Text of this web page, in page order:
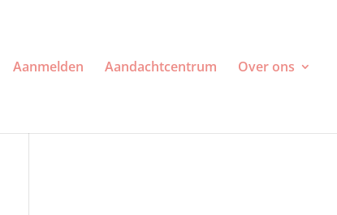
Aanmelden Aandachtcentrum Over ons